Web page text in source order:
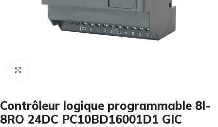
Contrôleur logique programmable 8I-
8RO 24DC PC10BD16001D1 GIC